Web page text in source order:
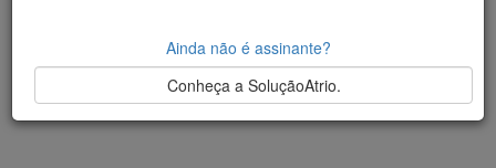
Ainda não é assinante?
Conheça a SoluçãoAtrio.